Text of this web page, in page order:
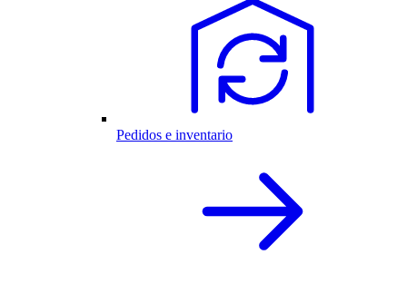
Pedidos e inventario